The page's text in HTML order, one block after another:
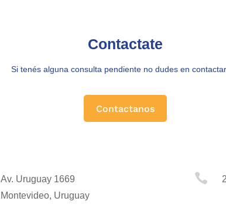
Contactate
Si tenés alguna consulta pendiente no dudes en
Contactanos
Av. Uruguay 1669
Montevideo, Uruguay
